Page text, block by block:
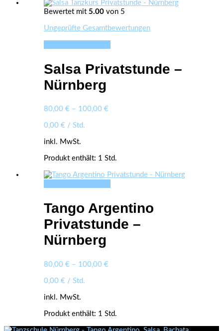
Bewertet mit 5.00 von 5
Ungeprüfte Gesamtbewertungen
mehrere
werden
Salsa Privatstunde –
Nürnberg
80,00 € – 100,00 €
0,00 € / Std.
inkl. MwSt.
Produkt enthält: 1 Std.
mehrere
Varianten
auf.
Tango Argentino
Privatstunde –
Nürnberg
80,00 € – 100,00 €
0,00 € / Std.
inkl. MwSt.
Produkt enthält: 1 Std.